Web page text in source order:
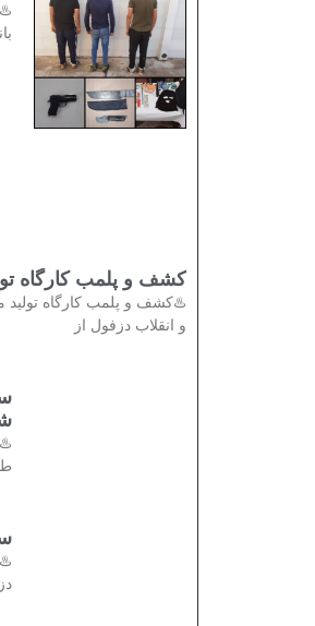
باند ۳ نفره را
کشف و پلمب کارگاه
♨️کشف و پلمب کارگاه
و انقلاب دزفول از